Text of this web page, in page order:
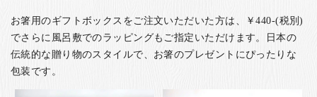
お箸用のギフトボックスをご注文いただいた方は、￥440-(税別)
でさらに風呂敷でのラッピングもご指定いただけます。日本の
伝統的な贈り物のスタイルで、お箸のプレゼントにぴったりな
包装です。